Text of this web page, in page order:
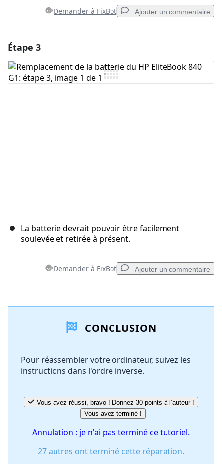
Demander à FixBot Ajouter un commentaire
Ajouter un commentaire
Étape 3
La batterie devrait pouvoir être facilement
soulevée et retirée à présent.
Demander à FixBot Ajouter un commentaire
Ajouter un commentaire
Annuler Publier un commentaire
CONCLUSION
Pour réassembler votre ordinateur, suivez les
instructions dans l'ordre inverse.
Vous avez réussi, bravo ! Donnez 30 points à l’auteur !
Vous avez terminé !
Annulation : je n'ai pas terminé ce tutoriel.
27 autres ont terminé cette réparation.